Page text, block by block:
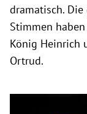
dramatisch.
Stimmen
König Heinrich
Ortrud.